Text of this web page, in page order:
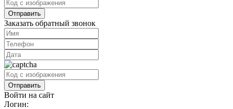
Заказать обратный звонок
Войти на сайт
Логин: